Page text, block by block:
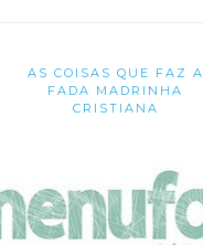
AS COISAS QUE FAZ A
FADA MADRINHA
CRISTIANA